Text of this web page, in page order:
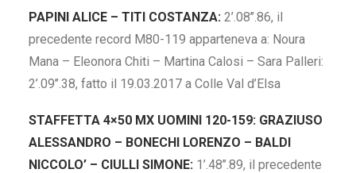
PAPINI ALICE – TITI COSTANZA: 2’.08’’.86, il
precedente record M80-119 apparteneva a: Noura
Mana – Eleonora Chiti – Martina Calosi – Sara Palleri:
2’.09’’.38, fatto il 19.03.2017 a Colle Val d’Elsa
STAFFETTA 4×50 MX UOMINI 120-159: GRAZIUSO
ALESSANDRO – BONECHI LORENZO – BALDI
NICCOLO’ – CIULLI SIMONE: 1’.48’’.89, il precedente